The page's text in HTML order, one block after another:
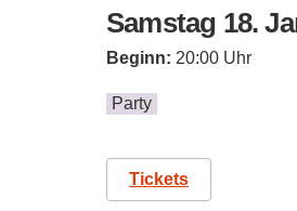
Samstag 18.
Beginn: 20:00 Uhr
Party
Tickets